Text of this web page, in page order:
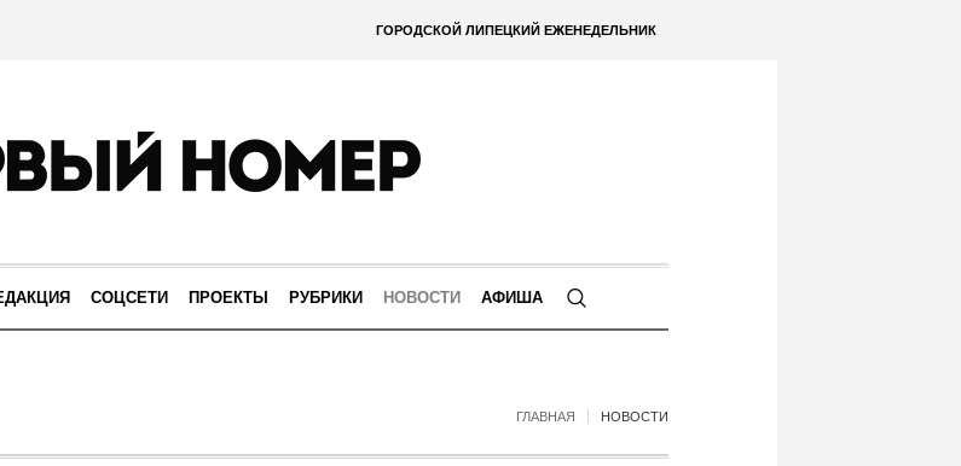
ГОРОДСКОЙ ЛИПЕЦКИЙ ЕЖЕНЕДЕЛЬНИК
СОЦСЕТИ ПРОЕКТЫ РУБРИКИ НОВОСТИ АФИША
ГЛАВНАЯ НОВОСТИ